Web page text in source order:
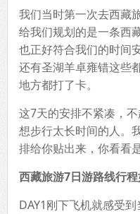
我们当时第一次去西藏
给我们规划的是一条西
也正好符合我们的时间
还有圣湖羊卓雍错这些
地方都打了卡。
这7天的安排不紧凑，
想步行太长时间的人。
排给你贴出来，你看看
西藏旅游7日游路线行
DAY1刚下飞机就感受